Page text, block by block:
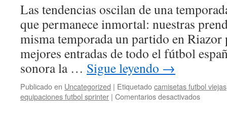
Las tendencias oscilan de una
que permanece inmortal: nuestras
misma temporada un partido en Riazor
mejores entradas de todo el fútbol
sonora la … Sigue leyendo →
Publicado en Uncategorized | Etiquetadocamisetas futbol viejas
equipaciones futbol sprinter | Comentarios desactivadosen